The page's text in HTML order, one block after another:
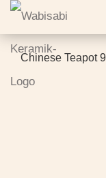
Chinese Teapot